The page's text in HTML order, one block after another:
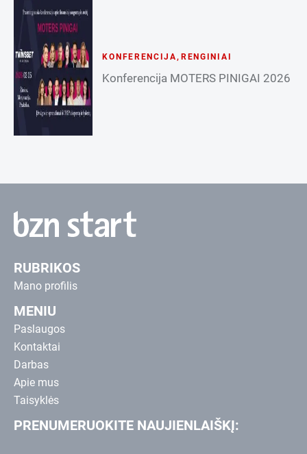
KONFERENCIJA, RENGINIAI
Konferencija MOTERS PINIGAI 2026
RUBRIKOS
Mano profilis
MENIU
Paslaugos
Kontaktai
Darbas
Apie mus
Taisyklės
PRENUMERUOKITE NAUJIENLAIŠKĮ: